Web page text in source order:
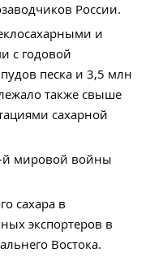
России.
и
с годовой
песка и 3,5 млн
также свыше
сахарной
й мировой войны
сахара в
экспортеров в
Востока.